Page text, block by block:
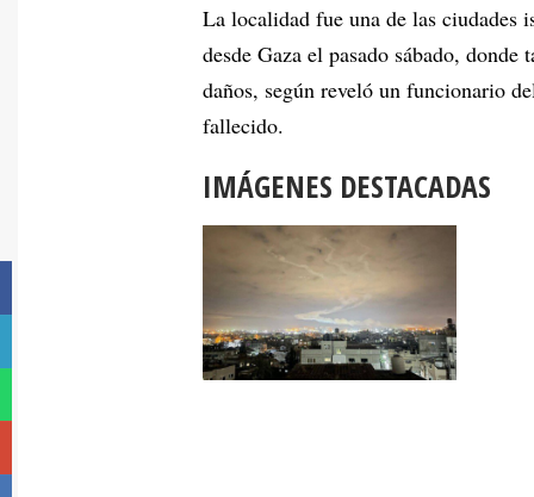
La localidad fue una de las ciudades
desde Gaza el pasado sábado,
daños, según reveló un funcionario
fallecido.
IMÁGENES DESTACADAS